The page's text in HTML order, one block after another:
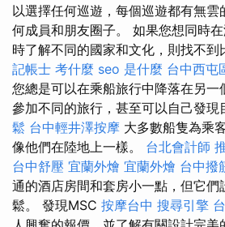
以選擇任何巡遊，每個巡遊都有無
何成員和朋友圈子。 如果您想同時
時了解不同的國家和文化，則找不到
記帳士 考什麼 seo 是什麼 台中西屯
您總是可以在乘船旅行中降落在另一
參加不同的旅行，甚至可以自己發現
鬆 台中輕井澤按摩 大多數船隻為乘
像他們在陸地上一樣。 台北會計師
台中舒壓 宜蘭外燴 宜蘭外燴 台中撥
通的酒店房間和套房小一點，但它們
鬆。 發現MSC 按摩台中 搜尋引擎